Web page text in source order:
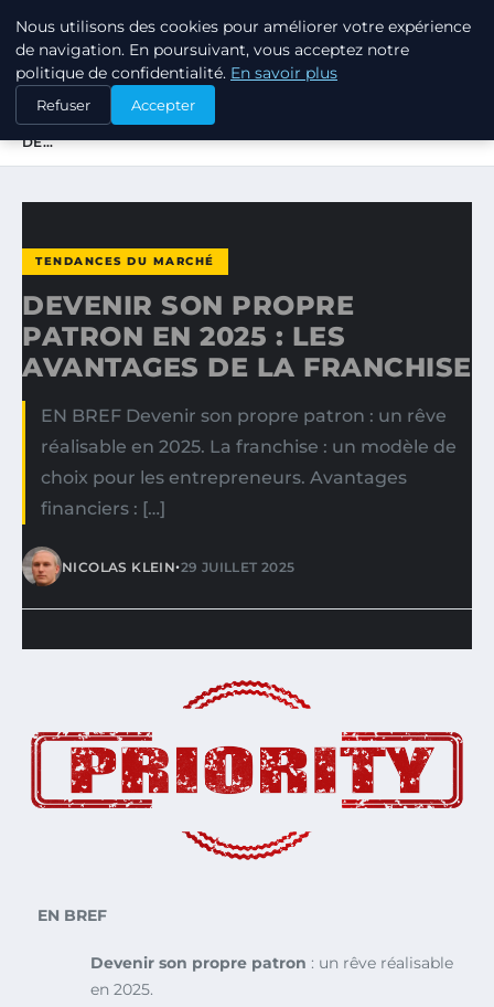
TUEZ-LES TOUS
ACCUEIL
TENDANCES DU MARCHÉ
DEVENIR SON PROPRE PATRON EN 2025 : LES AVANTAGES
DE…
TENDANCES DU MARCHÉ
DEVENIR SON PROPRE
PATRON EN 2025 : LES
AVANTAGES DE LA FRANCHISE
EN BREF Devenir son propre patron : un rêve
réalisable en 2025. La franchise : un modèle de
choix pour les entrepreneurs. Avantages
financiers : […]
NICOLAS KLEIN•29 JUILLET 2025
EN BREF
Devenir son propre patron : un rêve réalisable
en 2025.
Nous utilisons des cookies pour améliorer votre expérience
de navigation. En poursuivant, vous acceptez notre
politique de confidentialité. En savoir plus
Refuser Accepter